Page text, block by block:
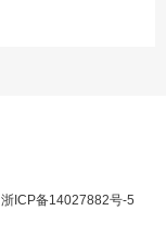
浙ICP备14027882号-5